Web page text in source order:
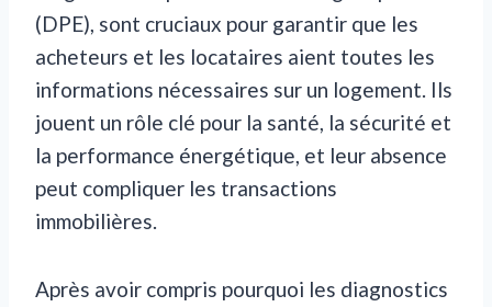
(DPE), sont cruciaux pour garantir que les
acheteurs et les locataires aient toutes les
informations nécessaires sur un logement. Ils
jouent un rôle clé pour la santé, la sécurité et
la performance énergétique, et leur absence
peut compliquer les transactions
immobilières.
Après avoir compris pourquoi les diagnostics